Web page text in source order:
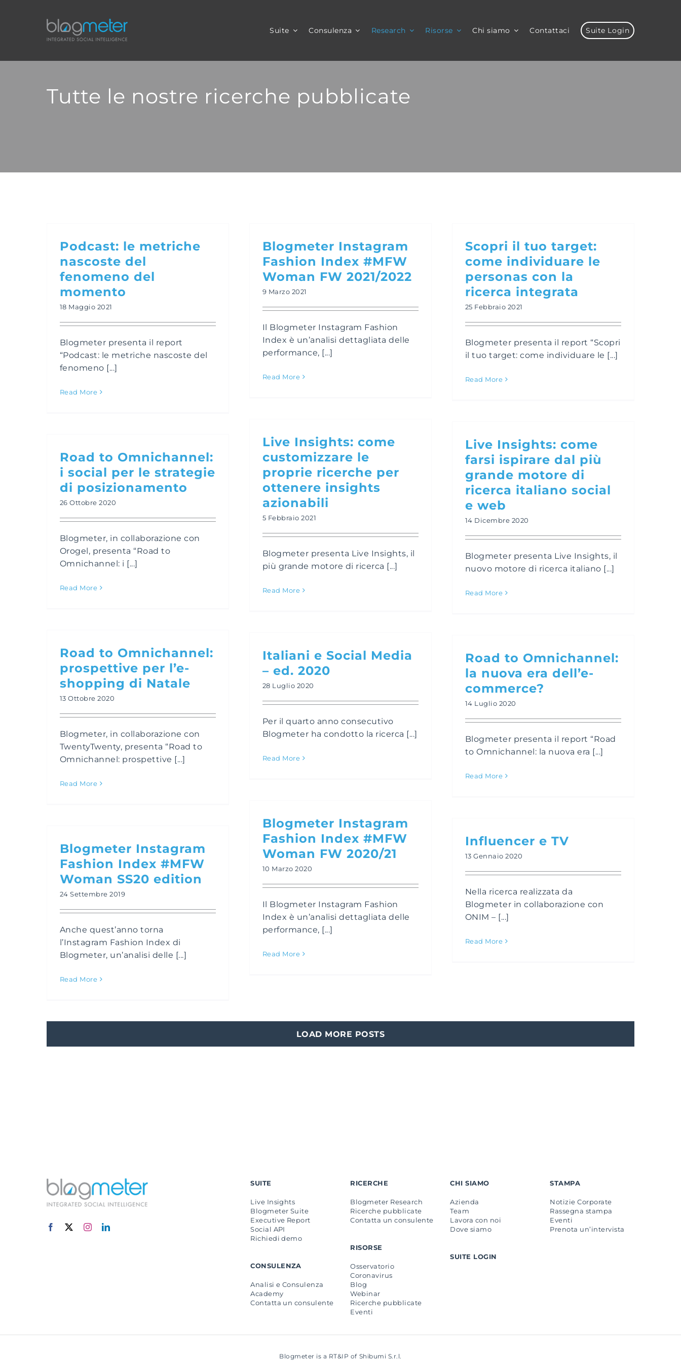
Suite Consulenza Research Risorse Chi siamo Contattaci Suite Login
Tutte le nostre ricerche pubblicate
Podcast: le metriche
nascoste del
fenomeno del
momento
18 Maggio 2021
Blogmeter presenta il report
“Podcast: le metriche nascoste del
fenomeno [...]
Read More
Blogmeter Instagram
Fashion Index #MFW
Woman FW 2021/2022
9 Marzo 2021
Il Blogmeter Instagram Fashion
Index è un’analisi dettagliata delle
performance, [...]
Read More
Scopri il tuo target:
come individuare le
personas con la
ricerca integrata
25 Febbraio 2021
Blogmeter presenta il report “Scopri
il tuo target: come individuare le [...]
Read More
Live Insights: come
customizzare le
proprie ricerche per
ottenere insights
azionabili
5 Febbraio 2021
Blogmeter presenta Live Insights, il
più grande motore di ricerca [...]
Read More
Live Insights: come
farsi ispirare dal più
grande motore di
ricerca italiano social
e web
14 Dicembre 2020
Blogmeter presenta Live Insights, il
nuovo motore di ricerca italiano [...]
Read More
Road to Omnichannel:
i social per le strategie
di posizionamento
26 Ottobre 2020
Blogmeter, in collaborazione con
Orogel, presenta “Road to
Omnichannel: i [...]
Read More
Road to Omnichannel:
prospettive per l’e-
shopping di Natale
13 Ottobre 2020
Blogmeter, in collaborazione con
TwentyTwenty, presenta “Road to
Omnichannel: prospettive [...]
Read More
Italiani e Social Media
– ed. 2020
28 Luglio 2020
Per il quarto anno consecutivo
Blogmeter ha condotto la ricerca [...]
Read More
Road to Omnichannel:
la nuova era dell’e-
commerce?
14 Luglio 2020
Blogmeter presenta il report “Road
to Omnichannel: la nuova era [...]
Read More
Blogmeter Instagram
Fashion Index #MFW
Woman FW 2020/21
10 Marzo 2020
Il Blogmeter Instagram Fashion
Index è un’analisi dettagliata delle
performance, [...]
Read More
Influencer e TV
13 Gennaio 2020
Nella ricerca realizzata da
Blogmeter in collaborazione con
ONIM – [...]
Read More
Blogmeter Instagram
Fashion Index #MFW
Woman SS20 edition
24 Settembre 2019
Anche quest’anno torna
l’Instagram Fashion Index di
Blogmeter, un’analisi delle [...]
Read More
LOAD MORE POSTS
SUITE
Live Insights
Blogmeter Suite
Executive Report
Social API
Richiedi demo
CONSULENZA
Analisi e Consulenza
Academy
Contatta un consulente
RICERCHE
Blogmeter Research
Ricerche pubblicate
Contatta un consulente
RISORSE
Osservatorio
Coronavirus
Blog
Webinar
Ricerche pubblicate
Eventi
CHI SIAMO
Azienda
Team
Lavora con noi
Dove siamo
SUITE LOGIN
STAMPA
Notizie Corporate
Rassegna stampa
Eventi
Prenota un’intervista
Blogmeter is a RT&IP of Shibumi S.r.l.